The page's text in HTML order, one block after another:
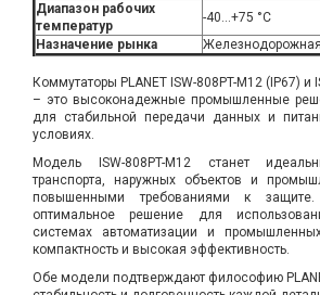
Диапазон рабочих
температур
-40…+75 °C
Назначение рынка
Железнодорожная
Коммутаторы PLANET ISW-808PT-M12 (IP67) и
– это высоконадежные промышленные
для стабильной передачи данных и
условиях.
Модель ISW-808PT-M12 станет
транспорта, наружных объектов и
повышенными требованиями к защите.
оптимальное решение для
системах автоматизации и
компактность и высокая эффективность.
Обе модели подтверждают философию